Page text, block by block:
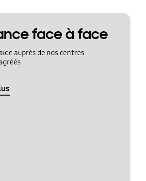
face à face
auprès de nos centres